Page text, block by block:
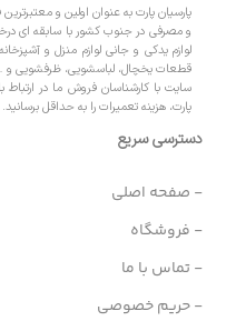
پارسیان پارت به عنوان اولین و
و مصرفی در جنوب کشور با سابقه ای
لوازم یدکی و جانی لوازم منزل و
قطعات یخچال، لباسشویی، ظرفشویی و
سایت با کارشناسان فروش ما در ارتباط
پارت، هزینه تعمیرات را به حداقل برسانید.
دسترسی سریع
- صفحه اصلی
- فروشگاه
- تماس با ما
- حریم خصوصی